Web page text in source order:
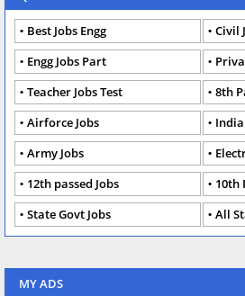
Best Jobs Engg
Civil
Engg Jobs Part
Teacher Jobs Test
8th
Airforce Jobs
Army Jobs
12th passed Jobs
10th
State Govt Jobs
All
MY ADS